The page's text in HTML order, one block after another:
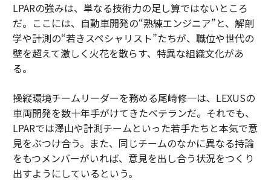
LPARの強みは、単なる技術力の足し算ではないところ
だ。ここには、自動車開発の“熟練エンジニア”と、解剖
学や計測の“若きスペシャリスト”たちが、職位や世代の
壁を超えて激しく火花を散らす、特異な組織文化があ
る。
操縦環境チームリーダーを務める尾崎修一は、LEXUSの
車両開発を数十年手がけてきたベテランだ。それでも、
LPARでは澤山や計測チームといった若手たちと本気で意
見をぶつけ合う。また、同じチームのなかに異なる持論
をもつメンバーがいれば、意見を出し合う状況をつくり
出すようにしているという。